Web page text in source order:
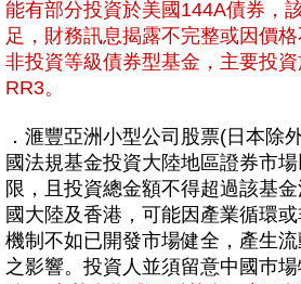
能有部分投資於美國144A債券，
足，財務訊息揭露不完整或因價
非投資等級債券型基金，主要投
RR3。
．滙豐亞洲小型公司股票(日本除
國法規基金投資大陸地區證券市
限，且投資總金額不得超過該基
國大陸及香港，可能因產業循環
機制不如已開發市場健全，產生
之影響。投資人並須留意中國巿